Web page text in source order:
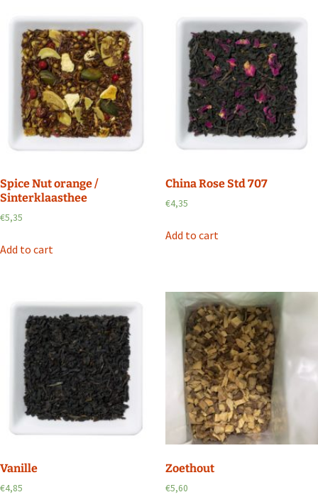
Spice Nut orange /
Sinterklaasthee
€5,35
Add to cart
China Rose Std 707
€4,35
Add to cart
Vanille
€4,85
Zoethout
€5,60